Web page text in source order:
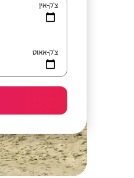
צ'ק-אין
צ'ק-אאוט